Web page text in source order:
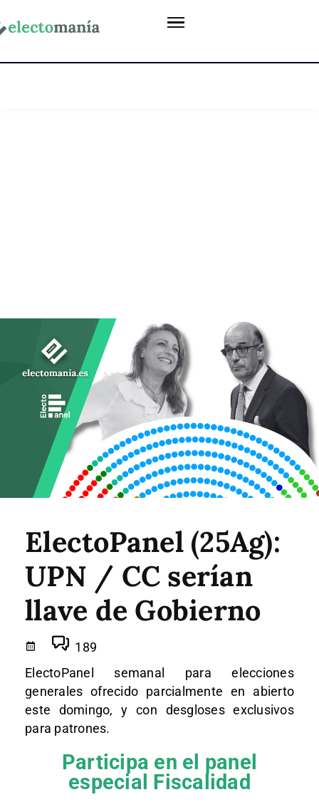
ElectoPanel (25Ag):
UPN / CC serían
llave de Gobierno
189
ElectoPanel semanal para elecciones
generales ofrecido parcialmente en abierto
este domingo, y con desgloses exclusivos
para patrones.
Participa en el panel
especial Fiscalidad